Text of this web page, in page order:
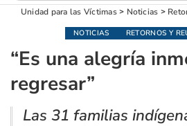
Unidad para las Víctimas> Noticias >
NOTICIAS RETORNOS Y
“Es una alegría
regresar”
Las 31 familias